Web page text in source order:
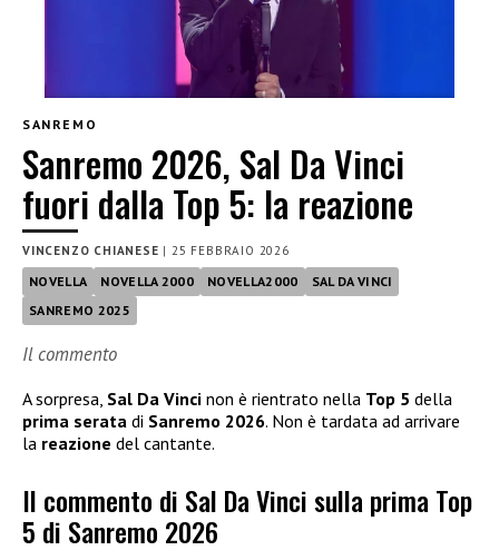
SANREMO
Sanremo 2026, Sal Da Vinci
fuori dalla Top 5: la reazione
VINCENZO CHIANESE | 25 FEBBRAIO 2026
NOVELLA NOVELLA 2000 NOVELLA2000
SAL DA VINCI
SANREMO 2025
Il commento
A sorpresa, Sal Da Vinci non è rientrato nella Top 5 della
prima serata di Sanremo 2026. Non è tardata ad arrivare
la reazione del cantante.
Il commento di Sal Da Vinci sulla prima Top
5 di Sanremo 2026